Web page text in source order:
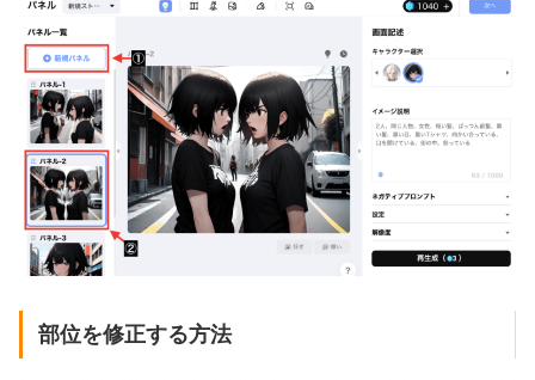
部位を修正する方法